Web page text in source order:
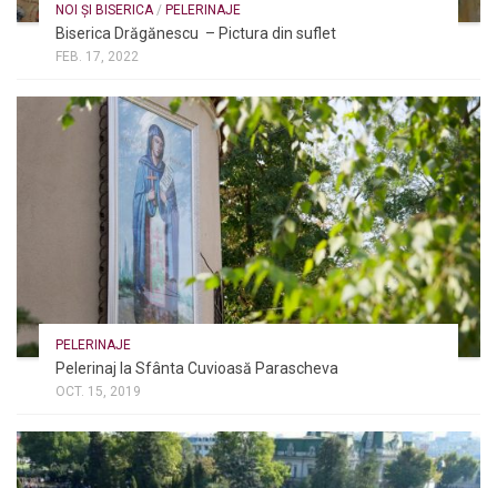
NOI ȘI BISERICA / PELERINAJE
Biserica Drăgănescu – Pictura din suflet
FEB. 17, 2022
PELERINAJE
Pelerinaj la Sfânta Cuvioasă Parascheva
OCT. 15, 2019